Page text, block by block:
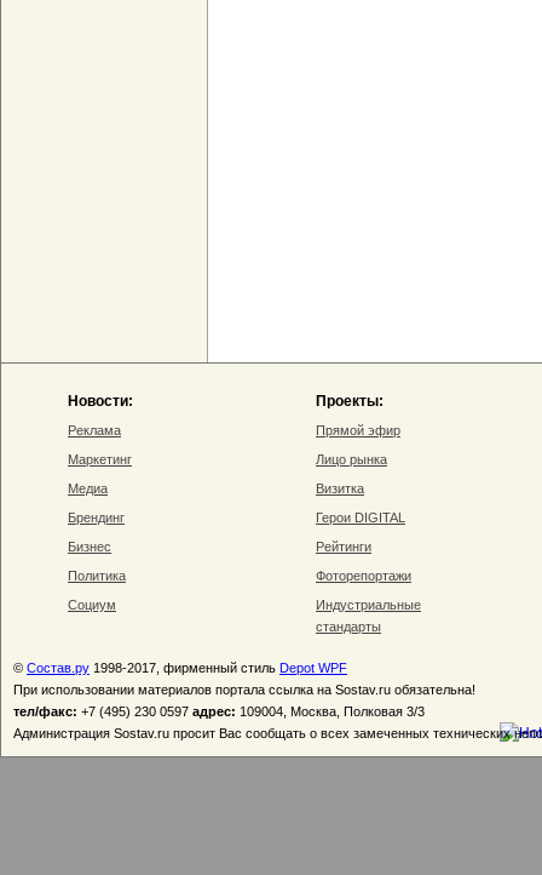
Новости:
Реклама
Маркетинг
Медиа
Брендинг
Бизнес
Политика
Социум
Проекты:
Прямой эфир
Лицо рынка
Визитка
Герои DIGITAL
Рейтинги
Фоторепортажи
Индустриальные
стандарты
© Состав.ру 1998-2017, фирменный стиль Depot WPF
При использовании материалов портала ссылка на Sostav.ru обязательна!
тел/факс: +7 (495) 230 0597 адрес: 109004, Москва, Полковая 3/3
Администрация Sostav.ru просит Вас сообщать о всех замеченных технических